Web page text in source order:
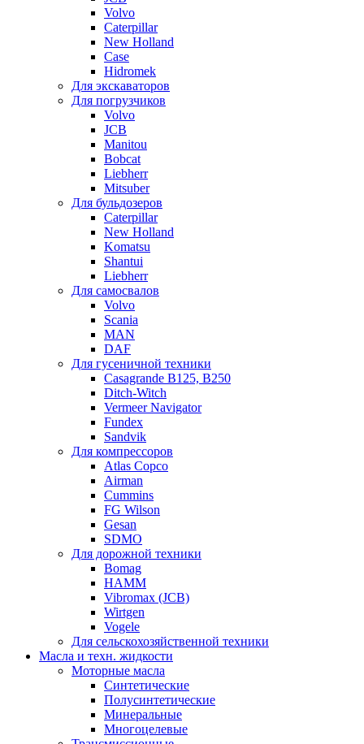
Volvo
Caterpillar
New Holland
Case
Hidromek
Для экскаваторов
Для погрузчиков
Volvo
JCB
Manitou
Bobcat
Liebherr
Mitsuber
Для бульдозеров
Caterpillar
New Holland
Komatsu
Shantui
Liebherr
Для самосвалов
Volvo
Scania
MAN
DAF
Для гусеничной техники
Casagrande B125, B250
Ditch-Witch
Vermeer Navigator
Fundex
Sandvik
Для компрессоров
Atlas Copco
Airman
Cummins
FG Wilson
Gesan
SDMO
Для дорожной техники
Bomag
HAMM
Vibromax (JCB)
Wirtgen
Vogele
Для сельскохозяйственной техники
Масла и техн. жидкости
Моторные масла
Синтетические
Полусинтетические
Минеральные
Многоцелевые